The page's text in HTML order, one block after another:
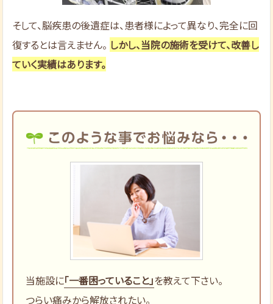
そして、脳疾患の後遺症は、患者様によって異なり、完全に回
復するとは言えません。 しかし、当院の施術を受けて、改善し
ていく実績はあります。
当施設に「一番困っていること」を教えて下さい。
つらい痛みから解放されたい。